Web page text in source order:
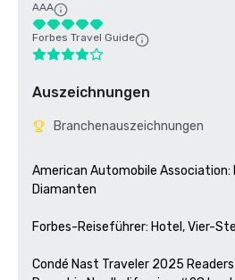
AAA
Forbes Travel Guide
Auszeichnungen
Branchenauszeichnungen
American Automobile
Diamanten
Forbes-Reiseführer: Hotel, Vier-
Condé Nast Traveler 2025